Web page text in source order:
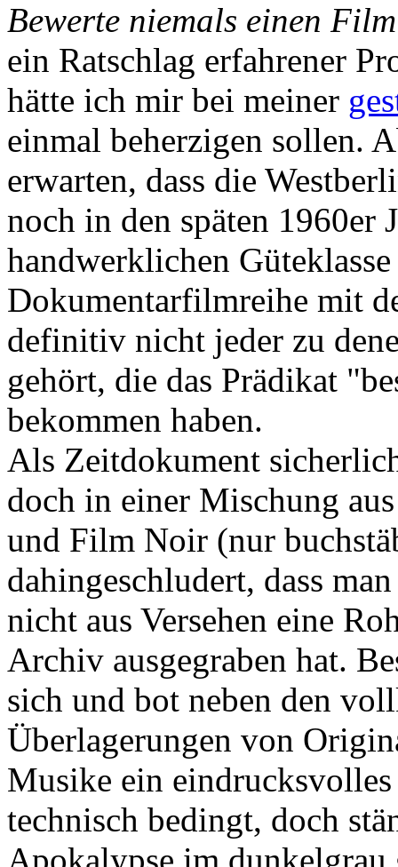
Bewerte niemals einen
ein Ratschlag erfahrener
hätte ich mir bei meiner
einmal beherzigen sollen.
erwarten, dass die
noch in den späten 1960er
handwerklichen
Dokumentarfilmreihe mit
definitiv nicht jeder zu
gehört, die das Prädikat
bekommen haben.
Als Zeitdokument
doch in einer Mischung
und Film Noir (nur
dahingeschludert, dass
nicht aus Versehen eine
Archiv ausgegraben hat.
sich und bot neben den
Überlagerungen von
Musike ein
technisch bedingt, doch